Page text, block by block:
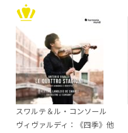
スワルテ＆ル・コンソール
ヴィヴァルディ：《四季》他